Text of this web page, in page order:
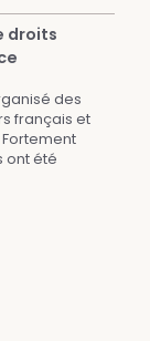
droits
des
français et
ont été